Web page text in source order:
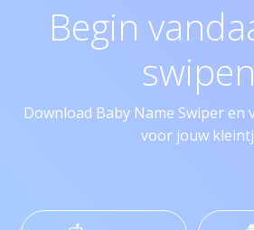
Begin
Download Baby Name Swiper en
voor jouw